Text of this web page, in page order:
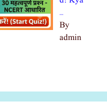
…
By
admin